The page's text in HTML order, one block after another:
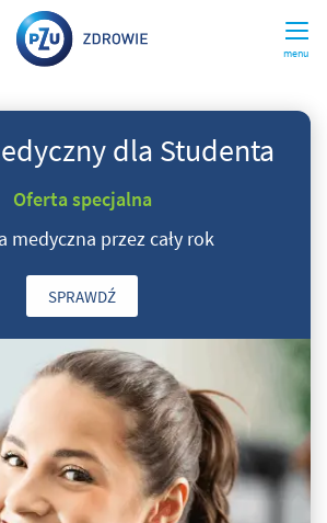
menu
dla Studenta
Oferta specjalna
medyczna przez cały rok
SPRAWDŹ